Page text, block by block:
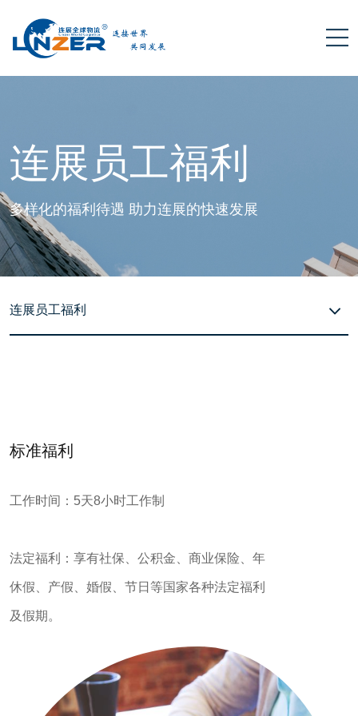
连展员工福利
多样化的福利待遇 助力连展的快速发展
连展员工福利
标准福利
工作时间：5天8小时工作制
法定福利：享有社保、公积金、商业保险、年
休假、产假、婚假、节日等国家各种法定福利
及假期。